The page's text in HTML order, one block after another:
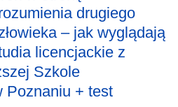
drugiego
– jak wyglądają
licencjackie z
Szkole
Poznaniu + test